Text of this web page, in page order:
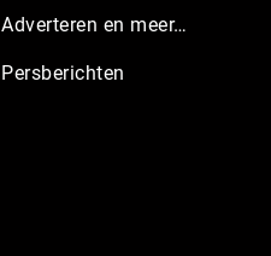
Adverteren en meer…
Persberichten